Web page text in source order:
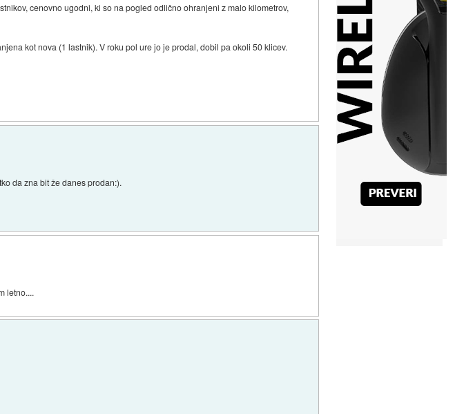
cenovno ugodni, ki so na pogled odlično ohranjeni z malo kilometrov,
kot nova (1 lastnik). V roku pol ure jo je prodal, dobil pa okoli 50 klicev.
da zna bit že danes prodan:).
letno....